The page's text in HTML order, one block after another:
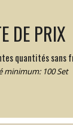
DE PRIX
quantités sans
minimum: 100 Set